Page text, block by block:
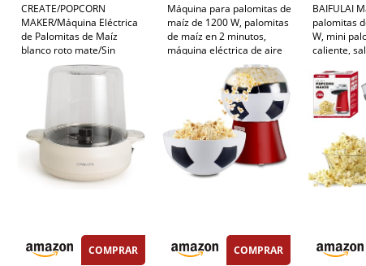
CREATE/POPCORN
MAKER/Máquina Eléctrica
de Palomitas de Maíz
blanco roto mate/Sin
aceites o grasas, Fácil de
limpiar, Palomitas en 3 min,
Máquina para palomitas de
maíz de 1200 W, palomitas
de maíz en 2 minutos,
máquina eléctrica de aire
caliente, sin aceite y grasa,
fácil de limpiar, diseño de
balón de fútbol "Football
Edition" con
BAIFULAI
palomitas
W, mini
caliente,
grasa, 2
con un
casa,
fiestas,
COMPRAR COMPRAR